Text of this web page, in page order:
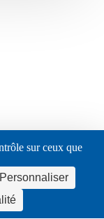
sur ceux que
Personnaliser